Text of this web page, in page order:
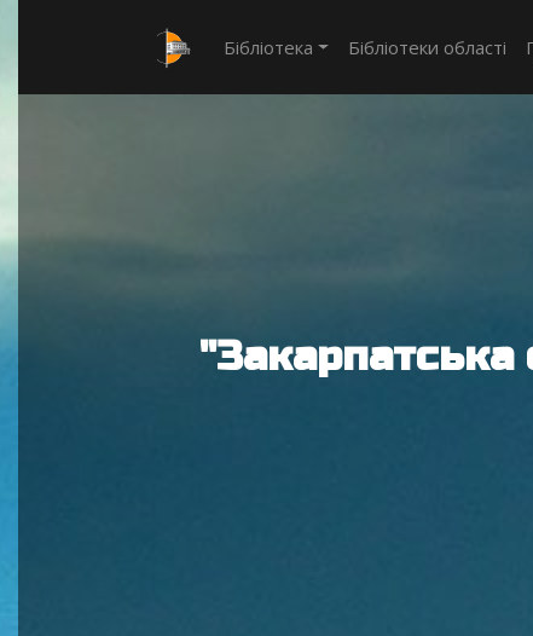
Бібліотека Бібліотеки області
"Закарпатська